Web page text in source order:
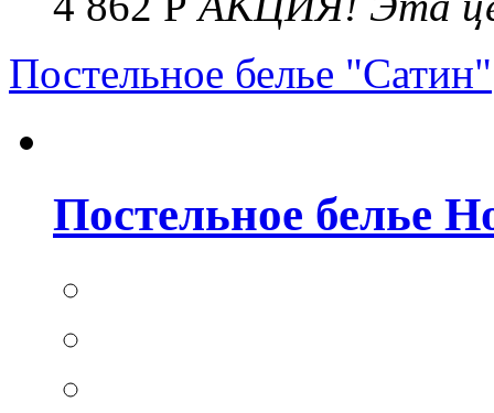
Постельное белье "Сатин"
Постельное белье